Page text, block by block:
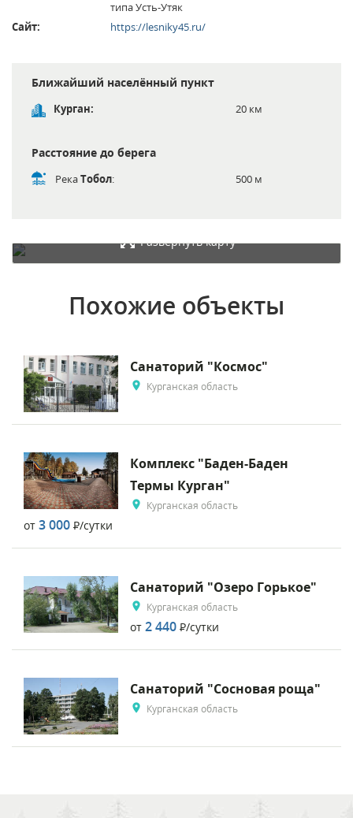
типа Усть-Утяк
Сайт:
https://lesniky45.ru/
Ближайший населённый пункт
Курган: 20 км
Расстояние до берега
РекаТобол: 500 м
Развернуть карту
Похожие объекты
Санаторий "Космос"
Курганская область
Комплекс "Баден-Баден
Термы Курган"
Курганская область
от 3 000 Р/сутки
Санаторий "Озеро Горькое"
Курганская область
от 2 440 Р/сутки
Санаторий "Сосновая роща"
Курганская область